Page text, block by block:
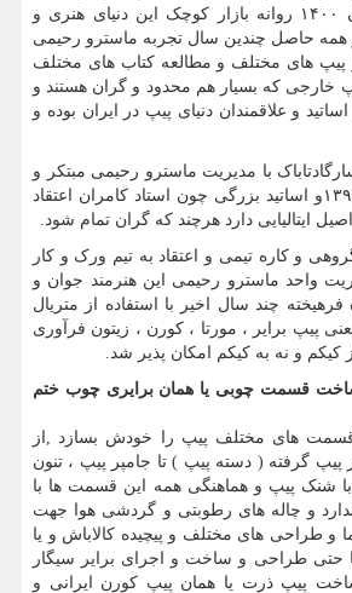
پیپ را تا پایان تابستان ۱۴۰۰ روانه بازار کوچک این دنیای هنری و
همه حاصل چندین سال تجربه ماسترو رحیمی
های مختلف و مطالعه کتاب های مختلف
که بسیار هم محدود و گران هستند و
و علاقمندان دنیای پیپ در ایران بوده و
با مدیریت ماسترو رحیمی مبتکر و
کار آفرین برتر سال ۱۳۹۷و اساتید بزرگی چون استاد کامران اعتقاد
ایتالیایی دارد هرچند که گران تمام شود.
و کاره تیمی و اعتقاد به تیم ورک و کار
واحد ماسترو رحیمی این هنرمند جوان و
چند سال اخیر با استفاده از متریال
پیپ برایر ، مورتا ، کورن ، زیتون فرآوری
کیکم و نه به کیکم امکان پذیر شد.
قسمت چوبی یا همان برایری چوب ختم
های مختلف پیپ را خودش بسازد ,از
پیپ گرفته ( دسته پیپ ) تا جامپر پیپ ، تنون
شنک پیپ و هماهنگی همه این قسمت ها با
و چاله های رطوبتی و گردشی هوا جهت
طراحی های مختلف و پیچیده کالاباش و یا
حتی طراحی و ساخت و اجرای برایر سیگار
پیپ ذرت یا همان پیپ کورن ایرانی و